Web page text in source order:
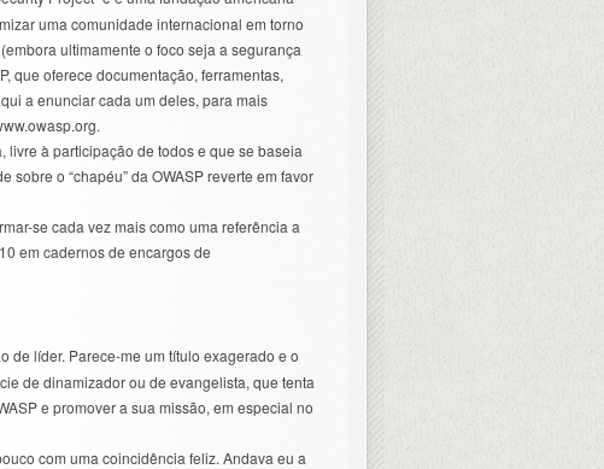
uma comunidade internacional em torno
ultimamente o foco seja a segurança
que oferece documentação, ferramentas,
a enunciar cada um deles, para mais
livre à participação de todos e que se baseia
o “chapéu” da OWASP reverte em favor
se cada vez mais como uma referência a
em cadernos de encargos de
de líder. Parece-me um título exagerado e o
de dinamizador ou de evangelista, que tenta
e promover a sua missão, em especial no
com uma coincidência feliz. Andava eu a